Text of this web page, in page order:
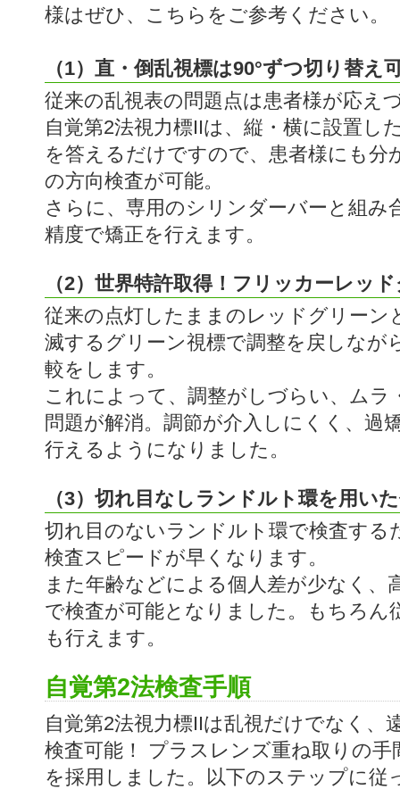
様はぜひ、こちらをご参考ください。
（1）直・倒乱視標は90°ずつ切り替え
従来の乱視表の問題点は患者様が応え
自覚第2法視力標IIは、縦・横に設置し
を答えるだけですので、患者様にも分
の方向検査が可能。
さらに、専用のシリンダーバーと組み
精度で矯正を行えます。
（2）世界特許取得！フリッカーレッ
従来の点灯したままのレッドグリーン
滅するグリーン視標で調整を戻しなが
較をします。
これによって、調整がしづらい、ムラ
問題が解消。調節が介入しにくく、過
行えるようになりました。
（3）切れ目なしランドルト環を用い
切れ目のないランドルト環で検査する
検査スピードが早くなります。
また年齢などによる個人差が少なく、
で検査が可能となりました。もちろん
も行えます。
自覚第2法検査手順
自覚第2法視力標IIは乱視だけでなく、
検査可能！ プラスレンズ重ね取りの
を採用しました。以下のステップに従